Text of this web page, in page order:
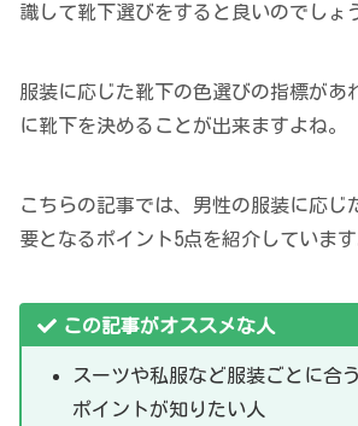
識して靴下選びをすると良いのでしょ
服装に応じた靴下の色選びの指標があ
に靴下を決めることが出来ますよね。
こちらの記事では、男性の服装に応じ
要となるポイント5点を紹介しています
この記事がオススメな人
スーツや私服など服装ごとに合
ポイントが知りたい人